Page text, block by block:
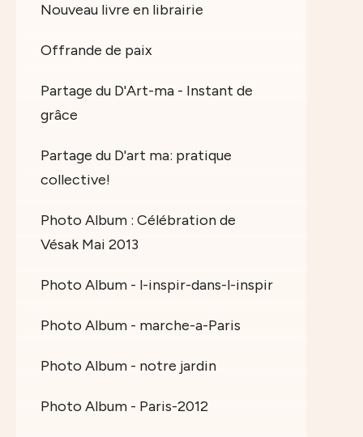
Nouveau livre en librairie
Offrande de paix
Partage du D'Art-ma - Instant de
grâce
Partage du D'art ma: pratique
collective!
Photo Album : Célébration de
Vésak Mai 2013
Photo Album - l-inspir-dans-l-inspir
Photo Album - marche-a-Paris
Photo Album - notre jardin
Photo Album - Paris-2012